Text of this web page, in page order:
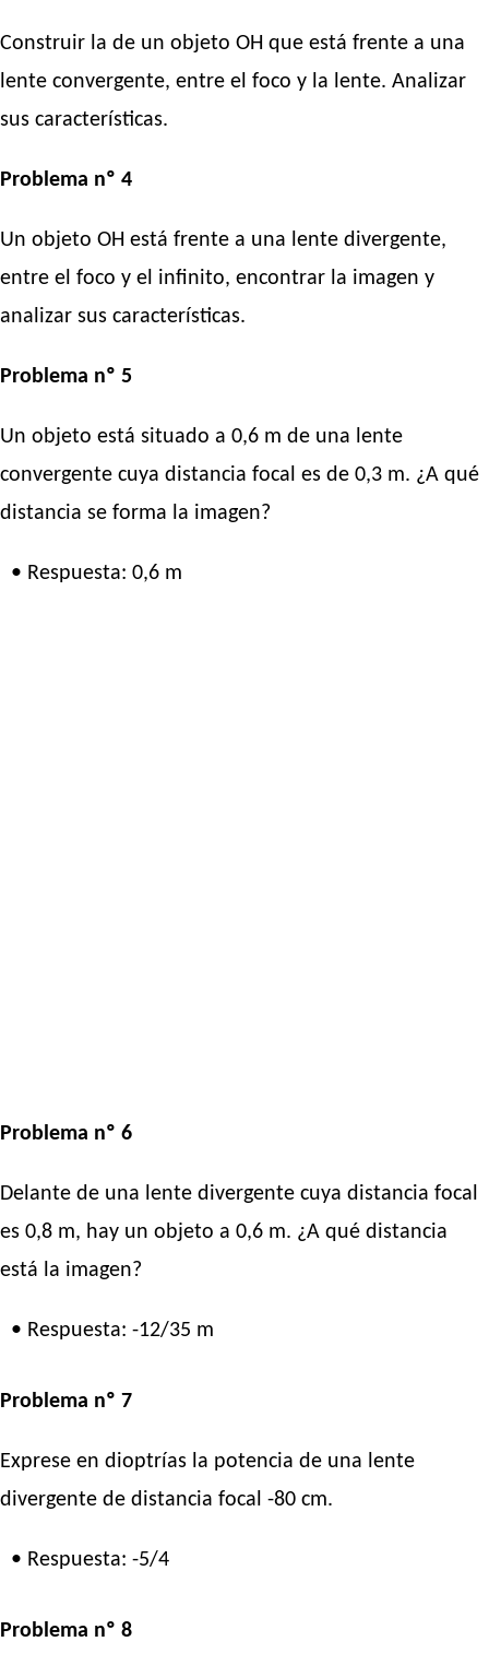
Construir la de un objeto OH que está frente a una
lente convergente, entre el foco y la lente. Analizar
sus características.
Problema nº 4
Un objeto OH está frente a una lente divergente,
entre el foco y el infinito, encontrar la imagen y
analizar sus características.
Problema nº 5
Un objeto está situado a 0,6 m de una lente
convergente cuya distancia focal es de 0,3 m. ¿A qué
distancia se forma la imagen?
• Respuesta: 0,6 m
Problema nº 6
Delante de una lente divergente cuya distancia focal
es 0,8 m, hay un objeto a 0,6 m. ¿A qué distancia
está la imagen?
• Respuesta: -12/35 m
Problema nº 7
Exprese en dioptrías la potencia de una lente
divergente de distancia focal -80 cm.
• Respuesta: -5/4
Problema nº 8